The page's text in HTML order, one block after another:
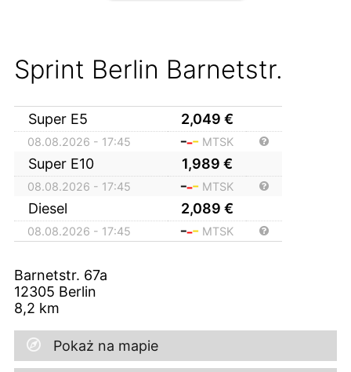
Sprint Berlin Barnetstr.
Super E5 2,049 €
08.08.2026 - 17:45 MTSK
Super E10 1,989 €
08.08.2026 - 17:45 MTSK
Diesel 2,089 €
08.08.2026 - 17:45 MTSK
Barnetstr. 67a
12305 Berlin
8,2 km
Pokaż na mapie